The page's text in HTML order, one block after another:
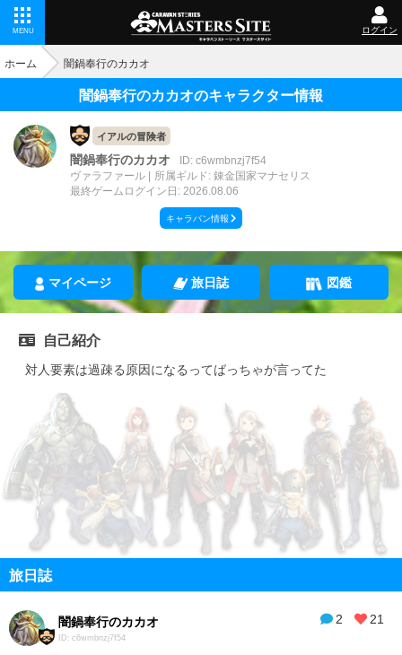
MENU ログイン
ホーム 闇鍋奉行のカカオ
闇鍋奉行のカカオのキャラクター情報
イアルの冒険者
闇鍋奉行のカカオ
ID: c6wmbnzj7f54
ヴァラファール
所属ギルド: 錬金国家マナセリス
最終ゲームログイン日: 2026.08.06
キャラバン情報
マイページ 旅日誌 図鑑
自己紹介
対人要素は過疎る原因になるってばっちゃが言ってた
旅日誌
2 21
闇鍋奉行のカカオ
ID: c6wmbnzj7f54